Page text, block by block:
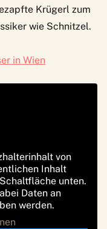
Krügerl zum
wie Schnitzel.
in Wien
von
Inhalt
unten.
Daten an
werden.